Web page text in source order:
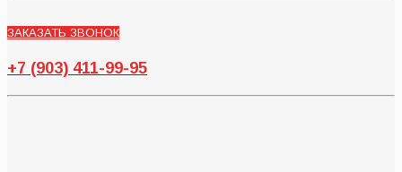
ЗАКАЗАТЬ ЗВОНОК
+7 (903) 411-99-95